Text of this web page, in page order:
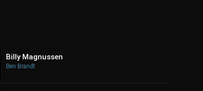
Billy Magnussen
Ben Brandt